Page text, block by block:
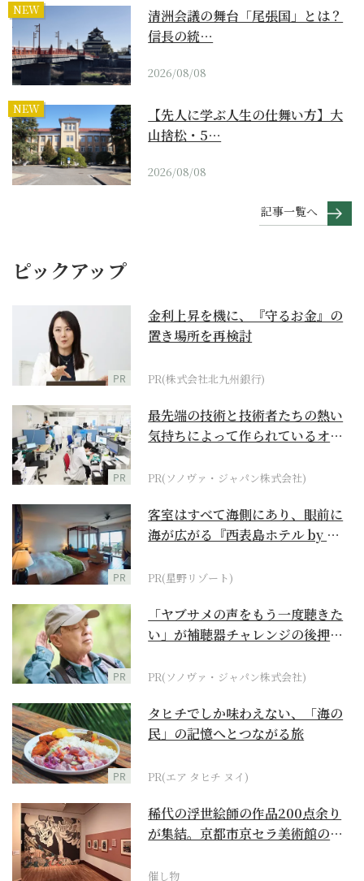
NEW
清洲会議の舞台「尾張国」とは？
信長の統…
2026/08/08
NEW
【先人に学ぶ人生の仕舞い方】大
山捨松・5…
2026/08/08
記事一覧へ
ピックアップ
PR
金利上昇を機に、『守るお金』の
置き場所を再検討
PR(株式会社北九州銀行)
PR
最先端の技術と技術者たちの熱い
気持ちによって作られているオー
PR(ソノヴァ・ジャパン株式会社)
PR
客室はすべて海側にあり、眼前に
海が広がる『西表島ホテル by 星
PR(星野リゾート)
PR
「ヤブサメの声をもう一度聴きた
い」が補聴器チャレンジの後押し
PR(ソノヴァ・ジャパン株式会社)
PR
タヒチでしか味わえない、「海の
民」の記憶へとつながる旅
PR(エア タヒチ ヌイ)
稀代の浮世絵師の作品200点余り
が集結。京都市京セラ美術館の
催し物